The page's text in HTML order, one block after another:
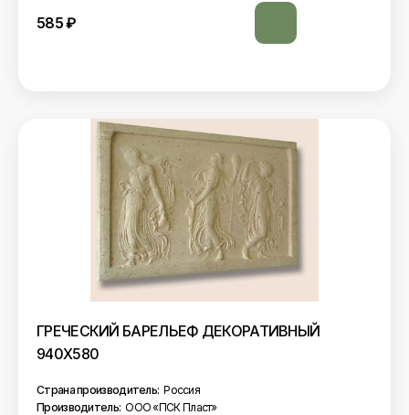
585₽
ГРЕЧЕСКИЙ БАРЕЛЬЕФ ДЕКОРАТИВНЫЙ
940Х580
Страна производитель: Россия
Производитель: ООО «ПСК Пласт»